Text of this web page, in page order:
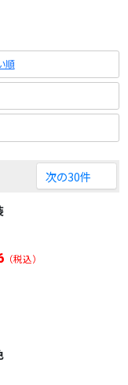
順
次の30件
（税込）